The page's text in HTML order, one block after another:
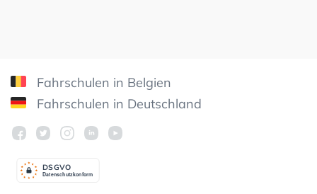
Fahrschulen in Belgien
Fahrschulen in Deutschland
Datenschutzkonform
DSGVO